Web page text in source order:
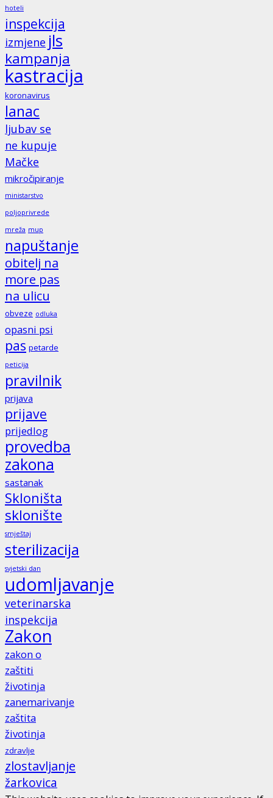
hoteli
inspekcija
izmjene jls
kampanja
kastracija
koronavirus
lanac
ljubav se
ne kupuje
Mačke
mikročipiranje
ministarstvo
poljoprivrede
mreža mup
napuštanje
obitelj na
more pas
na ulicu
obveze odluka
opasni psi
pas petarde
peticija
pravilnik
prijava
prijave
prijedlog
provedba
zakona
sastanak
Skloništa
sklonište
smještaj
sterilizacija
svjetski dan
udomljavanje
veterinarska
inspekcija
Zakon
zakon o
zaštiti
životinja
zanemarivanje
zaštita
životinja
zdravlje
zlostavljanje
žarkovica